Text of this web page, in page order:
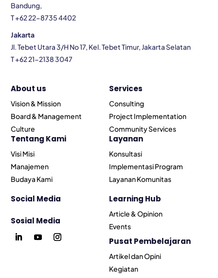
Bandung,
T +62 22-8735 4402
Jakarta
Jl. Tebet Utara 3/H No 17, Kel. Tebet Timur, Jakarta Selatan
T +62 21-2138 3047
About us
Vision & Mission
Board & Management
Culture
Tentang Kami
Visi Misi
Manajemen
Budaya Kami
Social Media
Sosial Media
Services
Consulting
Project Implementation
Community Services
Layanan
Konsultasi
Implementasi Program
Layanan Komunitas
Learning Hub
Article & Opinion
Events
Pusat Pembelajaran
Artikel dan Opini
Kegiatan